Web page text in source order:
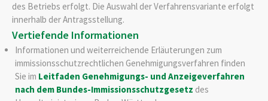
des Betriebs erfolgt. Die Auswahl der Verfahrensvariante erfolgt
innerhalb der Antragsstellung.
Vertiefende Informationen
Informationen und weiterreichende Erläuterungen zum
immissionsschutzrechtlichen Genehmigungsverfahren finden
Sie im Leitfaden Genehmigungs- und Anzeigeverfahren
nach dem Bundes-Immissionsschutzgesetz des